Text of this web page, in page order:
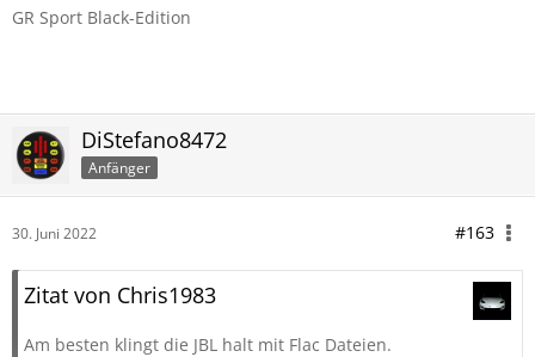
GR Sport Black-Edition
DiStefano8472
Anfänger
30. Juni 2022 #163
Zitat von Chris1983
Am besten klingt die JBL halt mit Flac Dateien.